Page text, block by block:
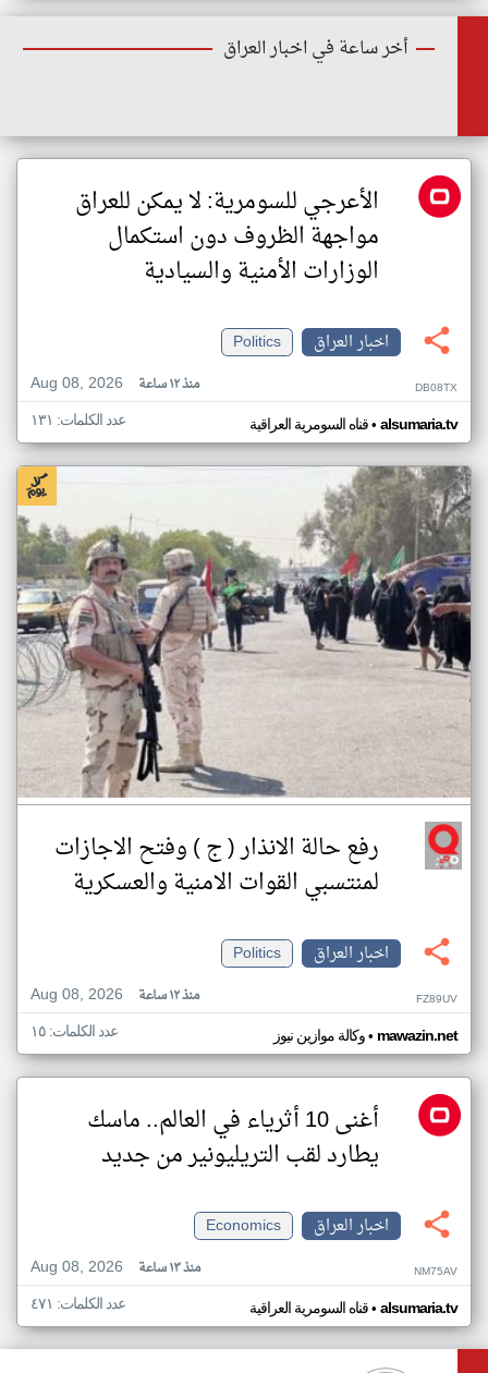
أخر ساعة في اخبار العراق
الأعرجي للسومرية: لا يمكن للعراق
مواجهة الظروف دون استكمال
الوزارات الأمنية والسيادية
اخبار العراق
Politics
Aug 08, 2026
منذ ١٢ ساعة DB08TX
قناه السومرية العراقية• alsumaria.tv عدد الكلمات: ١٣١
رفع حالة الانذار ( ج ) وفتح الاجازات
لمنتسبي القوات الامنية والعسكرية
اخبار العراق
Politics
Aug 08, 2026
منذ ١٢ ساعة FZ89UV
وكالة موازين نيوز• mawazin.net عدد الكلمات: ١٥
أغنى 10 أثرياء في العالم.. ماسك
يطارد لقب التريليونير من جديد
اخبار العراق
Economics
Aug 08, 2026
منذ ١٣ ساعة NM75AV
قناه السومرية العراقية• alsumaria.tv عدد الكلمات: ٤٧١